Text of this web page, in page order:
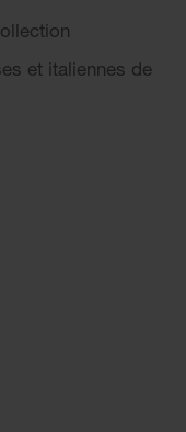
et italiennes de